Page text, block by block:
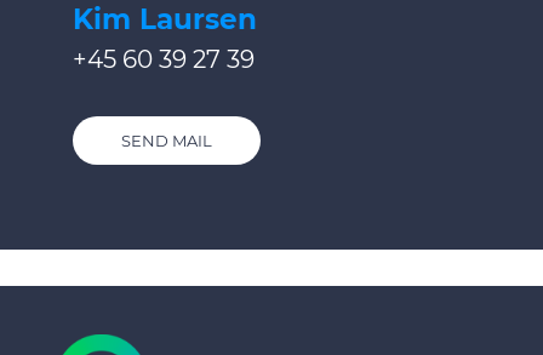
Kim Laursen
+45 60 39 27 39
SEND MAIL